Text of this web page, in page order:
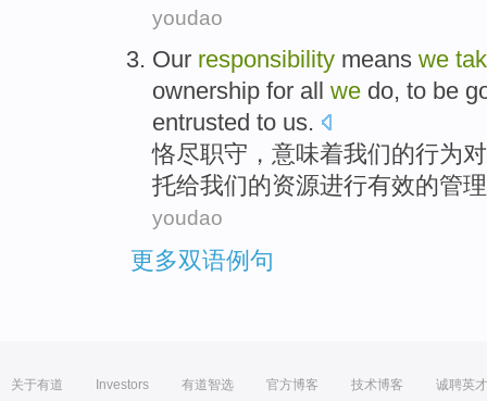
youdao
Our responsibility means we
ownership for all we do, to be
entrusted to us.
恪尽职守， 意味着我们的行为对
托给我们的资源进行有效的管
youdao
更多双语例句
关于有道 Investors 有道智选 官方博客 技术博客 诚聘英才